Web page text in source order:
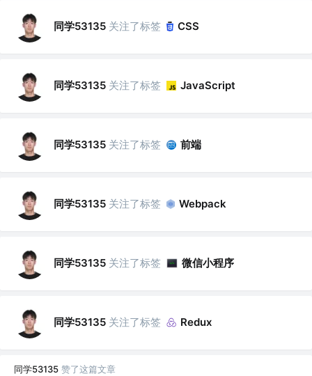
同学53135 关注了标签 CSS
同学53135 关注了标签 JavaScript
同学53135 关注了标签 前端
同学53135 关注了标签 Webpack
同学53135 关注了标签 微信小程序
同学53135 关注了标签 Redux
同学53135 赞了这篇文章